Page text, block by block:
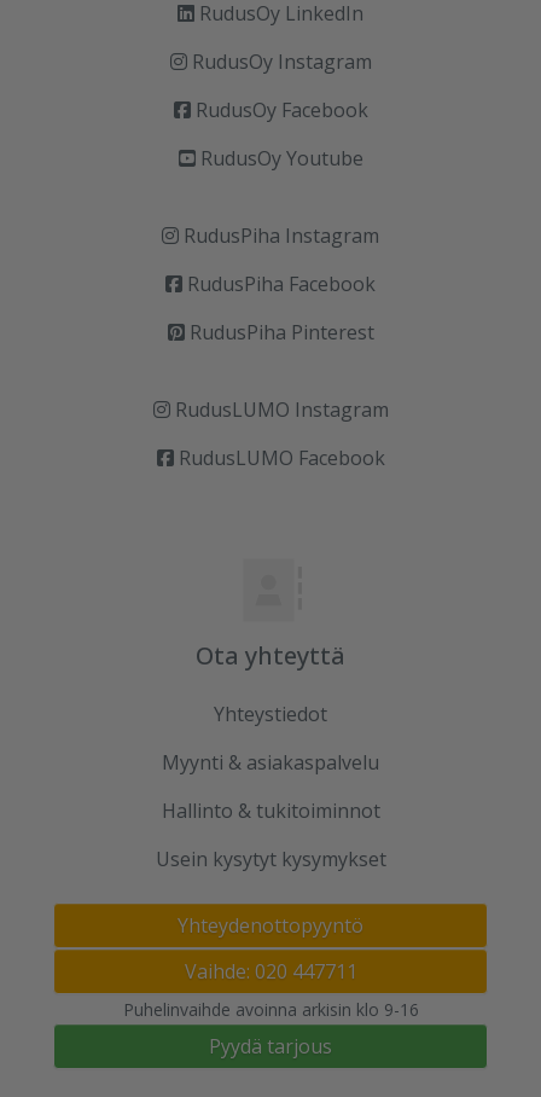
RudusOy LinkedIn
RudusOy Instagram
RudusOy Facebook
RudusOy Youtube
RudusPiha Instagram
RudusPiha Facebook
RudusPiha Pinterest
RudusLUMO Instagram
RudusLUMO Facebook
Ota yhteyttä
Yhteystiedot
Myynti & asiakaspalvelu
Hallinto & tukitoiminnot
Usein kysytyt kysymykset
Yhteydenottopyyntö
Vaihde: 020 447711
Puhelinvaihde avoinna arkisin klo 9-16
Pyydä tarjous